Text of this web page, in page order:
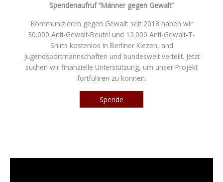
Spendenaufruf “Männer gegen Gewalt”
Kommunizieren gegen Gewalt: seit 2018 haben wir
30.000 Anti-Gewalt-Beutel und 12.000 Anti-Gewalt-T-
Shirts kostenlos in Berliner Kiezen, and
Jugendsportmannschaften und bundesweit verteilt. Jetzt
suchen wir finanzielle Unterstützung, um unser Projekt
fortführen zu können.
Spende